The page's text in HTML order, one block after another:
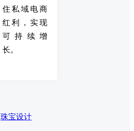
住私域电商
红利，实现
可持续增
长。
珠宝设计